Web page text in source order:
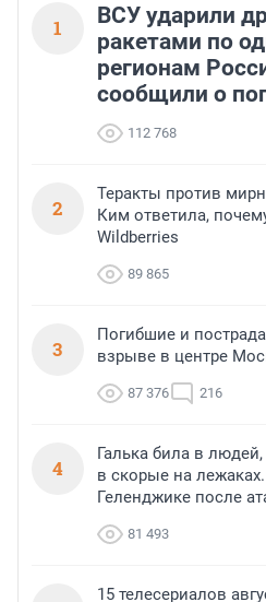
1
ВСУ ударили
ракетами по
регионам
сообщили о
112 768
2
Теракты против
Ким ответила,
Wildberries
89 865
3
Погибшие и
взрыве в центре
87 376 216
4
Галька била в
в скорые на
Геленджике после
81 493
15 телесериалов